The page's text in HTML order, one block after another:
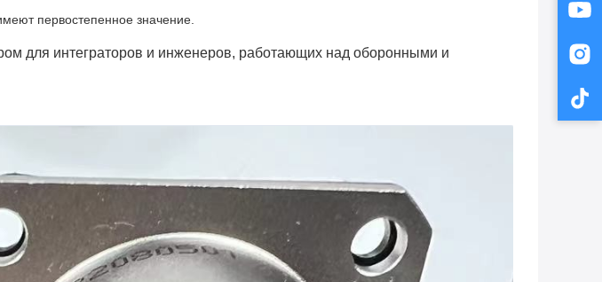
первостепенное значение.
для интеграторов и инженеров, работающих над оборонными и